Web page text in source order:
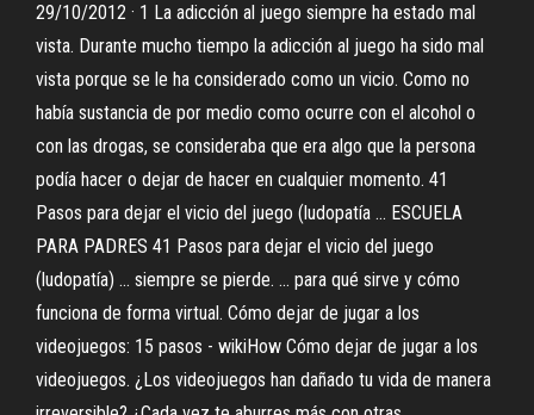
29/10/2012 · 1 La adicción al juego siempre ha estado mal
vista. Durante mucho tiempo la adicción al juego ha sido mal
vista porque se le ha considerado como un vicio. Como no
había sustancia de por medio como ocurre con el alcohol o
con las drogas, se consideraba que era algo que la persona
podía hacer o dejar de hacer en cualquier momento. 41
Pasos para dejar el vicio del juego (ludopatía ... ESCUELA
PARA PADRES 41 Pasos para dejar el vicio del juego
(ludopatía) ... siempre se pierde. ... para qué sirve y cómo
funciona de forma virtual. Cómo dejar de jugar a los
videojuegos: 15 pasos - wikiHow Cómo dejar de jugar a los
videojuegos. ¿Los videojuegos han dañado tu vida de manera